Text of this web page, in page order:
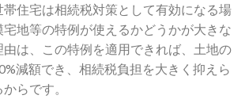
住宅は相続税対策として有効になる場
地等の特例が使えるかどうかが大きな
は、この特例を適用できれば、土地の
減額でき、相続税負担を大きく抑えら
らです。